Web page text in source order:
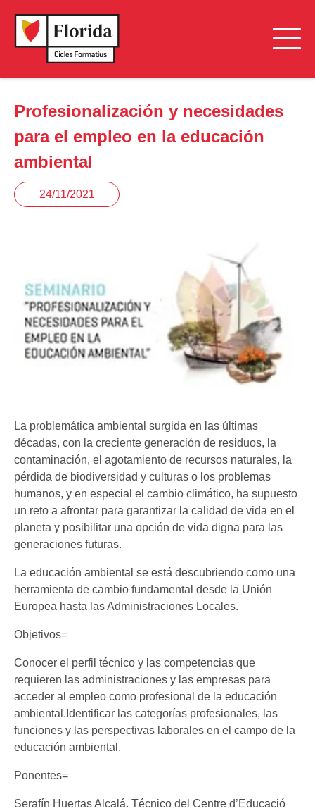
Profesionalización y necesidades
para el empleo en la educación
ambiental
24/11/2021
La problemática ambiental surgida en las últimas
décadas, con la creciente generación de residuos, la
contaminación, el agotamiento de recursos naturales, la
pérdida de biodiversidad y culturas o los problemas
humanos, y en especial el cambio climático, ha supuesto
un reto a afrontar para garantizar la calidad de vida en el
planeta y posibilitar una opción de vida digna para las
generaciones futuras.
La educación ambiental se está descubriendo como una
herramienta de cambio fundamental desde la Unión
Europea hasta las Administraciones Locales.
Objetivos=
Conocer el perfil técnico y las competencias que
requieren las administraciones y las empresas para
acceder al empleo como profesional de la educación
ambiental.Identificar las categorías profesionales, las
funciones y las perspectivas laborales en el campo de la
educación ambiental.
Ponentes=
Serafín Huertas Alcalá. Técnico del Centre d’Educació